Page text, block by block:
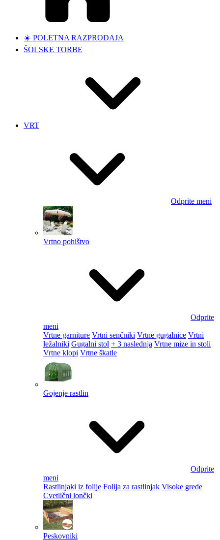
☀️ POLETNA RAZPRODAJA
ŠOLSKE TORBE
VRT
Odprite meni
Vrtno pohištvo
Odprite
meni
Vrtne garniture Vrtni senčniki Vrtne gugalnice Vrtni
ležalniki Gugalni stol + 3 naslednja Vrtne mize in stoli
Vrtne klopi Vrtne škatle
Gojenje rastlin
Odprite
meni
Rastlinjaki iz folije Folija za rastlinjak Visoke grede
Cvetlični lončki
Peskovniki